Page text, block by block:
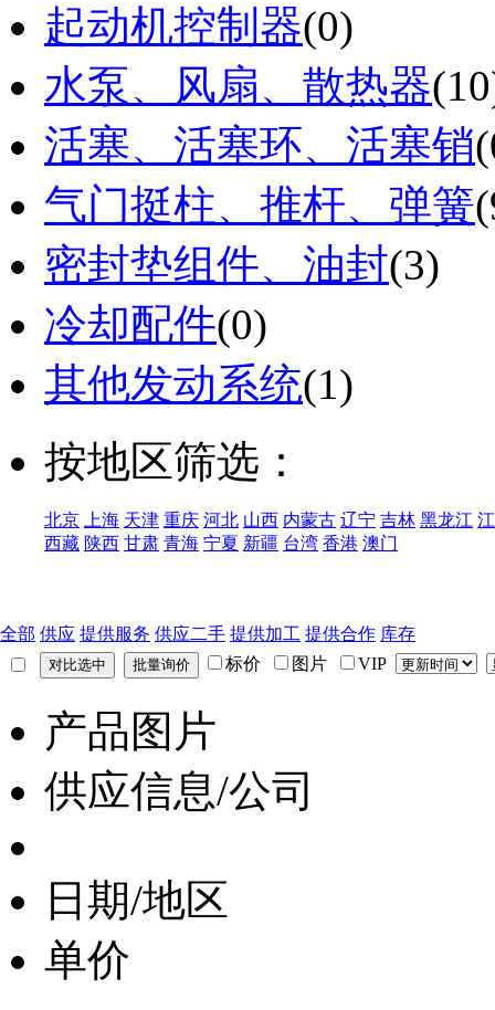
起动机控制器(0)
水泵、风扇、散热器
活塞、活塞环、活塞销
气门挺柱、推杆、弹簧
密封垫组件、油封(3)
冷却配件(0)
其他发动系统(1)
按地区筛选：
北京 上海 天津 重庆 河北 山西 内蒙古 辽宁 吉林 黑龙江
西藏 陕西 甘肃 青海 宁夏 新疆 台湾 香港 澳门
全部 供应 提供服务 供应二手 提供加工 提供合作 库存
标价
图片 VIP
产品图片
供应信息/公司
日期/地区
单价